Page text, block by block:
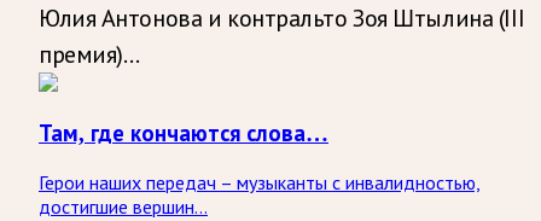
Юлия Антонова и контральто Зоя Штылина (III
премия)…
Там, где кончаются слова…
Герои наших передач – музыканты с инвалидностью,
достигшие вершин...